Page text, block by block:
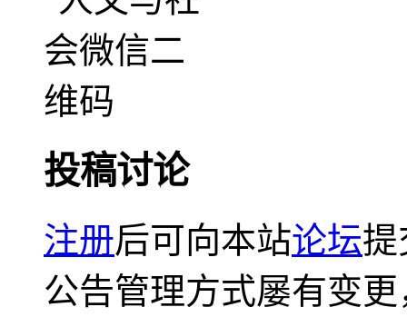
投稿讨论
注册后可向本站论坛提
公告管理方式屡有变